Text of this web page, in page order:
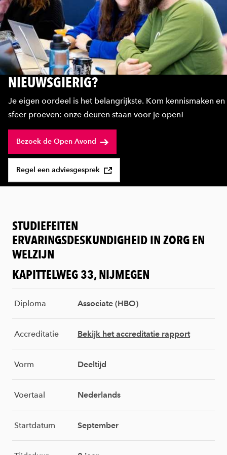
NIEUWSGIERIG?
Je eigen oordeel is het belangrijkste. Kom kennismaken en
sfeer proeven: onze deuren staan voor je open!
Bezoek de Open Avond
Regel een adviesgesprek
STUDIEFEITEN
ERVARINGSDESKUNDIGHEID IN ZORG EN
WELZIJN
KAPITTELWEG 33, NIJMEGEN
Diploma Associate (HBO)
Accreditatie Bekijk het accreditatie rapport
Vorm Deeltijd
Voertaal Nederlands
Startdatum September